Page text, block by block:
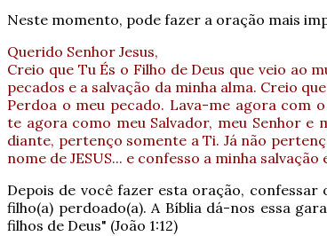
Neste momento, pode fazer a oração mais
Querido Senhor Jesus,
Creio que Tu És o Filho de Deus que veio ao
pecados e a salvação da minha alma. Creio
Perdoa o meu pecado. Lava-me agora com
te agora como meu Salvador, meu Senhor e
diante, pertenço somente a Ti. Já não
nome de JESUS... e confesso a minha
Depois de você fazer esta oração, confessar
filho(a) perdoado(a). A Bíblia dá-nos essa
filhos de Deus" (João 1:12)